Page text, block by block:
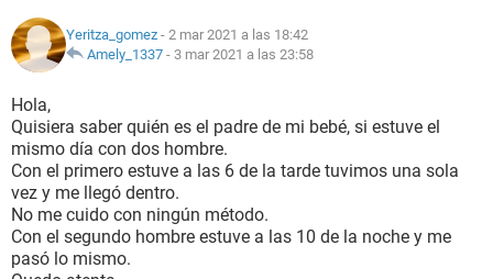
NUTRICIÓN
BIENESTAR
SEXUALIDAD
GLOSARIO
Yeritza_gomez - 2 mar 2021 a las 18:42
Amely_1337 - 3 mar 2021 a las 23:58
Hola,
Quisiera saber quién es el padre de mi bebé, si estuve el
mismo día con dos hombre.
Con el primero estuve a las 6 de la tarde tuvimos una sola
vez y me llegó dentro.
No me cuido con ningún método.
Con el segundo hombre estuve a las 10 de la noche y me
pasó lo mismo.